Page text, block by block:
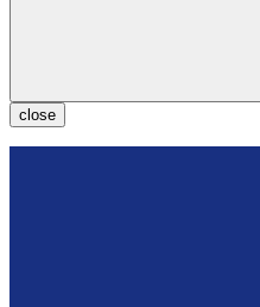
close